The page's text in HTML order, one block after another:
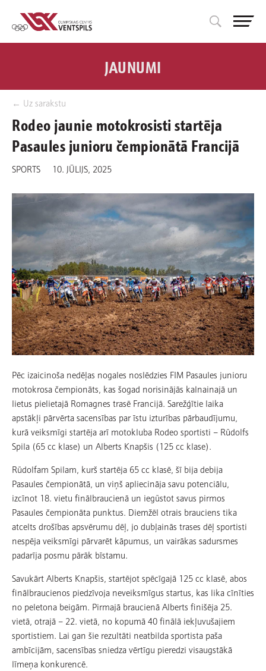
← Uz sarakstu
JAUNUMI
Rodeo jaunie motokrosisti startēja
Pasaules junioru čempionātā Francijā
SPORTS 10. JŪLIJS, 2025
Pēc izaicinoša nedēļas nogales noslēdzies FIM Pasaules junioru
motokrosa čempionāts, kas šogad norisinājās kalnainajā un
lietus pielietajā Romagnes trasē Francijā. Sarežģītie laika
apstākļi pārvērta sacensības par īstu izturības pārbaudījumu,
kurā veiksmīgi startēja arī motokluba Rodeo sportisti – Rūdolfs
Spila (65 cc klase) un Alberts Knapšis (125 cc klase).
Rūdolfam Spilam, kurš startēja 65 cc klasē, šī bija debija
Pasaules čempionātā, un viņš apliecināja savu potenciālu,
izcīnot 18. vietu finālbraucienā un iegūstot savus pirmos
Pasaules čempionāta punktus. Diemžēl otrais brauciens tika
atcelts drošības apsvērumu dēļ, jo dubļainās trases dēļ sportisti
nespēja veiksmīgi pārvarēt kāpumus, un vairākas sadursmes
padarīja posmu pārāk bīstamu.
Savukārt Alberts Knapšis, startējot spēcīgajā 125 cc klasē, abos
finālbraucienos piedzīvoja neveiksmīgus startus, kas lika cīnīties
no peletona beigām. Pirmajā braucienā Alberts finišēja 25.
vietā, otrajā – 22. vietā, no kopumā 40 finālā iekļuvušajiem
sportistiem. Lai gan šie rezultāti neatbilda sportista paša
ambīcijām, sacensības sniedza vērtīgu pieredzi visaugstākā
līmeņa konkurencē.